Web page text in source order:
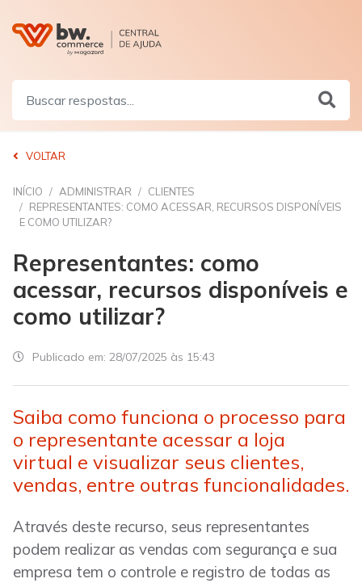
VOLTAR
INÍCIO ADMINISTRAR
CLIENTES
REPRESENTANTES: COMO ACESSAR, RECURSOS DISPONÍVEIS
E COMO UTILIZAR?
Representantes: como
acessar, recursos disponíveis e
como utilizar?
Publicado em:28/07/2025 às 15:43
Saiba como funciona o processo para
o representante acessar a loja
virtual e visualizar seus clientes,
vendas, entre outras funcionalidades.
Através deste recurso, seus representantes
podem realizar as vendas com segurança e sua
empresa tem o controle e registro de todas as